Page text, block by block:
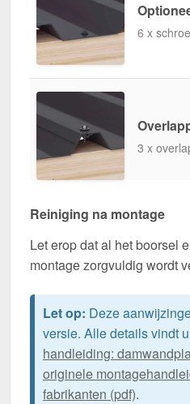
6 x
3 x
Reiniging na montage
Let erop dat al het boorsel
montage zorgvuldig wordt
Let op: Deze
versie. Alle details vindt
handleiding:
originele
fabrikanten (pdf).